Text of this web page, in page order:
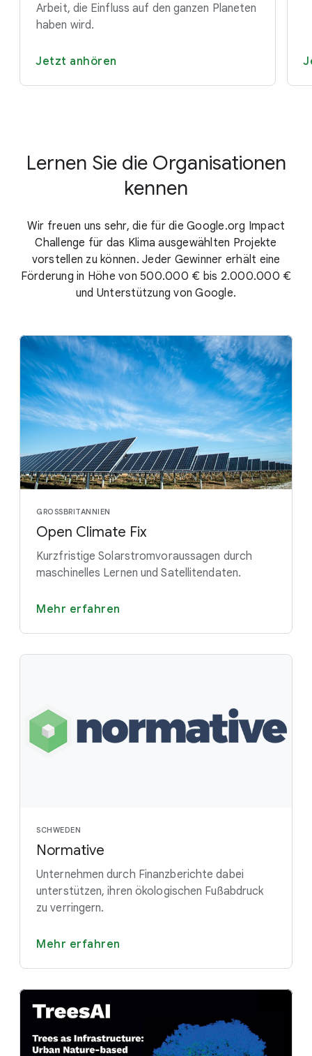
Arbeit, die Einfluss auf den ganzen Planeten
haben wird.
Jetzt anhören
Lernen Sie die Organisationen
kennen
Wir freuen uns sehr, die für die Google.org Impact
Challenge für das Klima ausgewählten Projekte
vorstellen zu können. Jeder Gewinner erhält eine
Förderung in Höhe von 500.000 € bis 2.000.000 €
und Unterstützung von Google.
GROSSBRITANNIEN
Open Climate Fix
Kurzfristige Solarstromvoraussagen durch
maschinelles Lernen und Satellitendaten.
Mehr erfahren
SCHWEDEN
Normative
Unternehmen durch Finanzberichte dabei
unterstützen, ihren ökologischen Fußabdruck
zu verringern.
Mehr erfahren